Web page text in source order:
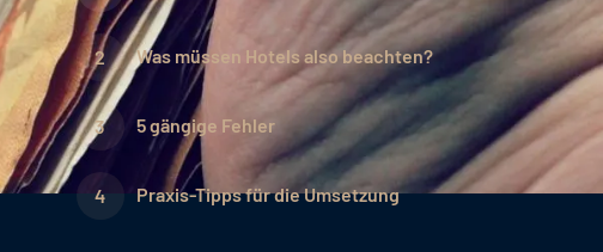
Was müssen Hotels also beachten?
5 gängige Fehler
Praxis-Tipps für die Umsetzung